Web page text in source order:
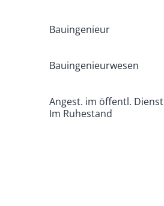
Bauingenieur
Bauingenieurwesen
Angest. im öffentl. Dienst
Im Ruhestand